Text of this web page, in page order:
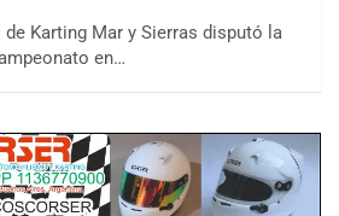
Karting Mar y Sierras disputó la
en…